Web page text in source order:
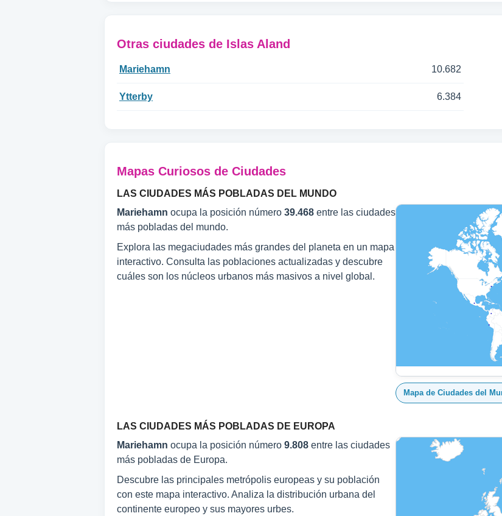
Otras ciudades de Islas Aland
Mariehamn 10.682
Ytterby 6.384
Mapas Curiosos de Ciudades
LAS CIUDADES MÁS POBLADAS DEL MUNDO
Mariehamn ocupa la posición número 39.468 entre las ciudades
más pobladas del mundo.
Explora las megaciudades más grandes del planeta en un mapa
interactivo. Consulta las poblaciones actualizadas y descubre
cuáles son los núcleos urbanos más masivos a nivel global.
Mapa de Ciudades del
LAS CIUDADES MÁS POBLADAS DE EUROPA
Mariehamn ocupa la posición número 9.808 entre las ciudades
más pobladas de Europa.
Descubre las principales metrópolis europeas y su población
con este mapa interactivo. Analiza la distribución urbana del
continente europeo y sus mayores urbes.